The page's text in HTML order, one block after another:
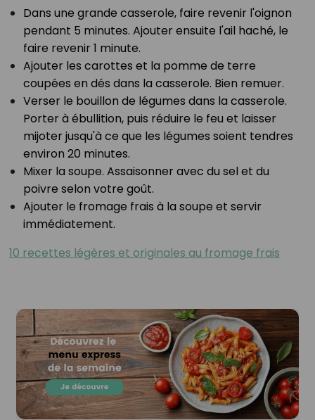
Dans une grande casserole, faire revenir l'oignon
pendant 5 minutes. Ajouter ensuite l'ail haché, le
faire⁣ revenir 1 minute.⁣
Ajouter les carottes et la pomme de terre
coupées en dés dans la casserole. Bien remuer.⁣
Verser le bouillon de légumes dans la casserole.
Porter à ébullition, puis réduire le feu et laisser
mijoter⁣ jusqu'à ce que les légumes soient tendres
environ 20 minutes.⁣
Mixer la soupe. Assaisonner avec du sel et du
poivre selon votre goût.⁣
Ajouter le fromage frais à la soupe et servir
immédiatement.⁣
10 recettes légères et originales au fromage frais